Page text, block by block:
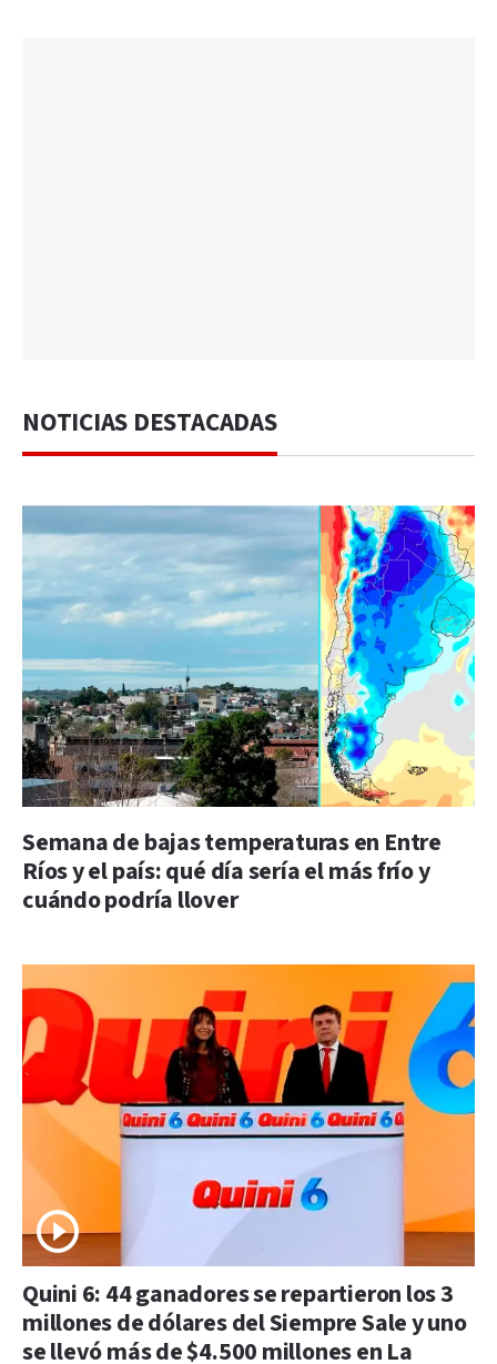
NOTICIAS DESTACADAS
Semana de bajas temperaturas en Entre
Ríos y el país: qué día sería el más frío y
cuándo podría llover
Quini 6: 44 ganadores se repartieron los 3
millones de dólares del Siempre Sale y uno
se llevó más de $4.500 millones en La